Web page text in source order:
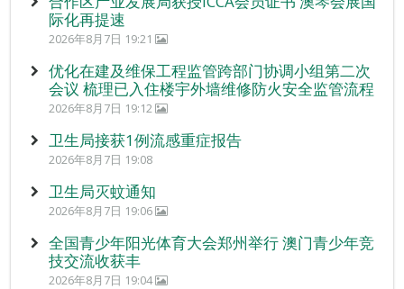
际化再提速
2026年8月7日 19:21
优化在建及维保工程监管跨部门协调小组第二次
会议 梳理已入住楼宇外墙维修防火安全监管流程
2026年8月7日 19:12
卫生局接获1例流感重症报告
2026年8月7日 19:08
卫生局灭蚊通知
2026年8月7日 19:06
全国青少年阳光体育大会郑州举行 澳门青少年竞
技交流收获丰
2026年8月7日 19:04